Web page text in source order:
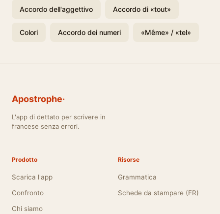
Accordo dell'aggettivo Accordo di «tout»
Colori Accordo dei numeri «Même» / «tel»
Apostrophe·
L'app di dettato per scrivere in
francese senza errori.
Prodotto
Scarica l'app
Confronto
Chi siamo
Risorse
Grammatica
Schede da stampare (FR)